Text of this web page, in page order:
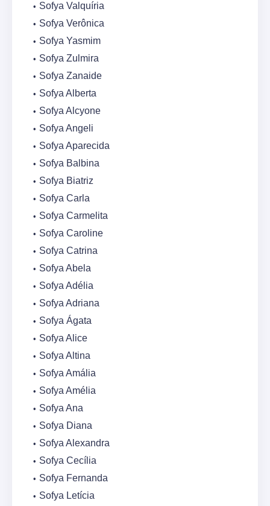
Sofya Valquíria
Sofya Verônica
Sofya Yasmim
Sofya Zulmira
Sofya Zanaide
Sofya Alberta
Sofya Alcyone
Sofya Angeli
Sofya Aparecida
Sofya Balbina
Sofya Biatriz
Sofya Carla
Sofya Carmelita
Sofya Caroline
Sofya Catrina
Sofya Abela
Sofya Adélia
Sofya Adriana
Sofya Ágata
Sofya Alice
Sofya Altina
Sofya Amália
Sofya Amélia
Sofya Ana
Sofya Diana
Sofya Alexandra
Sofya Cecília
Sofya Fernanda
Sofya Letícia